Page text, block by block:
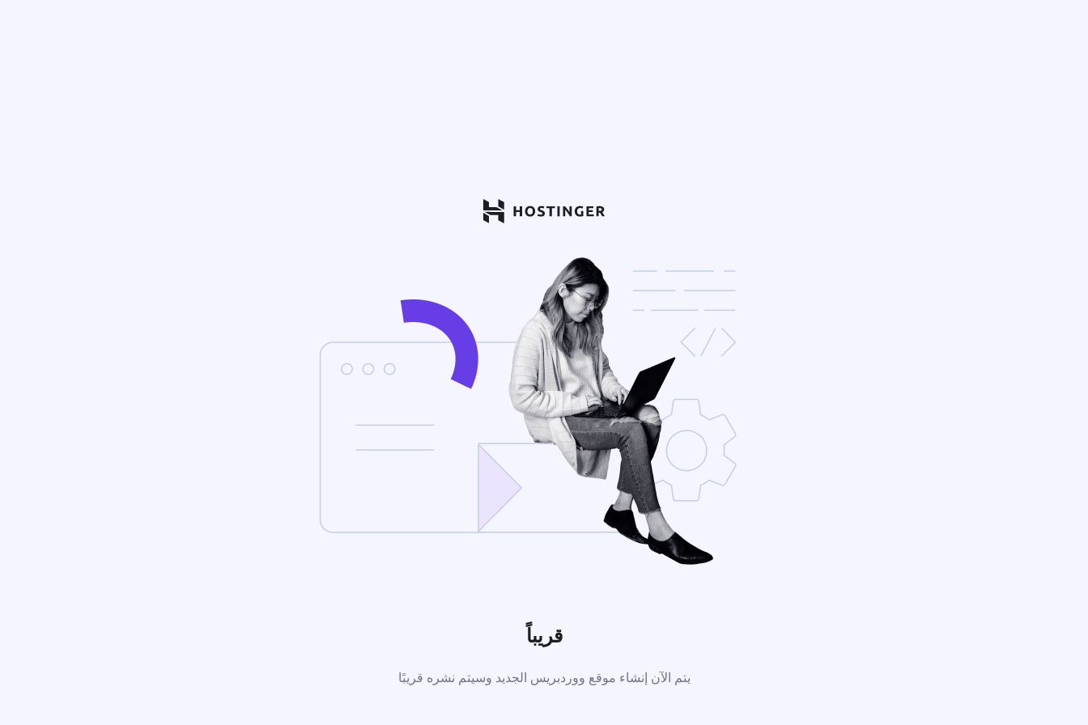
قريباً
يتم الآن إنشاء موقع ووردبريس الجديد وسيتم نشره قريبًا